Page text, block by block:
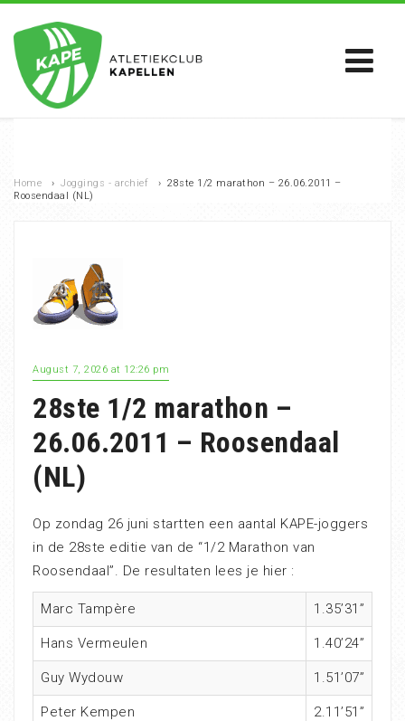
Home › Joggings - archief › 28ste 1/2 marathon – 26.06.2011 –
Roosendaal (NL)
August 7, 2026 at 12:26 pm
28ste 1/2 marathon –
26.06.2011 – Roosendaal
(NL)
Op zondag 26 juni startten een aantal KAPE-joggers
in de 28ste editie van de “1/2 Marathon van
Roosendaal”. De resultaten lees je hier :
Marc Tampère 1.35’31”
Hans Vermeulen 1.40’24”
Guy Wydouw 1.51’07”
Peter Kempen 2.11’51”